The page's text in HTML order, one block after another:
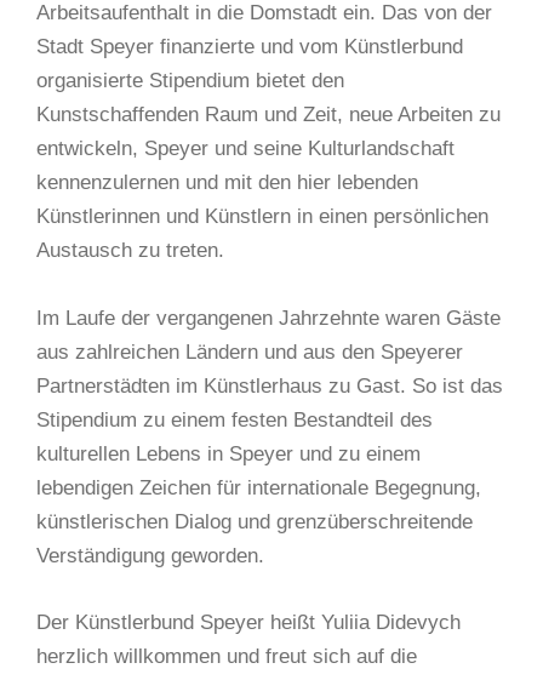
Arbeitsaufenthalt in die Domstadt ein. Das von der
Stadt Speyer finanzierte und vom Künstlerbund
organisierte Stipendium bietet den
Kunstschaffenden Raum und Zeit, neue Arbeiten zu
entwickeln, Speyer und seine Kulturlandschaft
kennenzulernen und mit den hier lebenden
Künstlerinnen und Künstlern in einen persönlichen
Austausch zu treten.
Im Laufe der vergangenen Jahrzehnte waren Gäste
aus zahlreichen Ländern und aus den Speyerer
Partnerstädten im Künstlerhaus zu Gast. So ist das
Stipendium zu einem festen Bestandteil des
kulturellen Lebens in Speyer und zu einem
lebendigen Zeichen für internationale Begegnung,
künstlerischen Dialog und grenzüberschreitende
Verständigung geworden.
Der Künstlerbund Speyer heißt Yuliia Didevych
herzlich willkommen und freut sich auf die